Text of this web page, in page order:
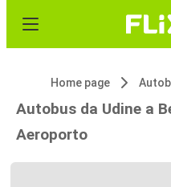
Home page
Autobus da Udine a
Aeroporto